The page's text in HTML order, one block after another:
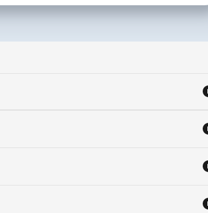
mixes on Beatport, over
downloads on iTunes.